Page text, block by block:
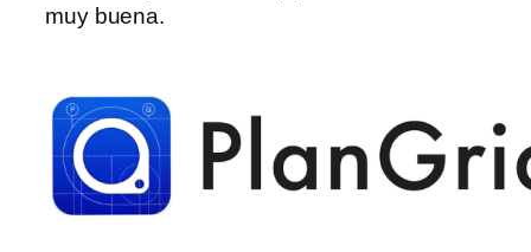
muy buena.